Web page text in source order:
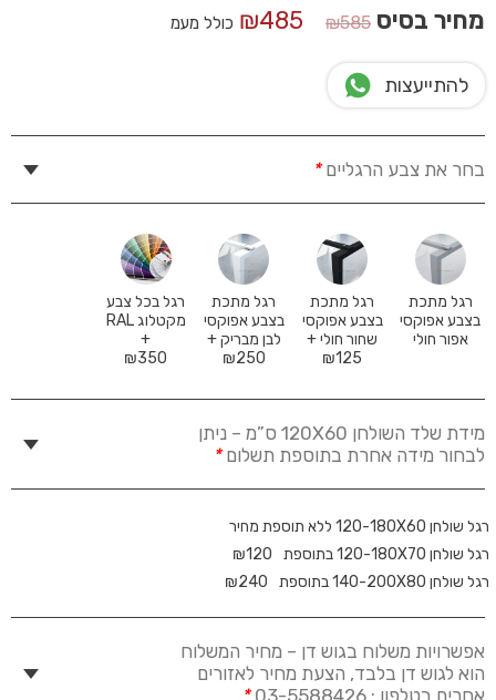
מחיר בסיס ₪585
המחיר
₪485
המחיר
כולל מעמ
להתייעצות
בחר את צבע הרגליים*
רגל מתכת
בצבע אפוקסי
אפור חולי
רגל מתכת
בצבע אפוקסי
שחור חולי +
₪125
רגל מתכת
בצבע אפוקסי
לבן מבריק +
₪250
רגל בכל צבע
מקטלוג RAL
+
₪350
מידת שלד השולחן 120X60 ס”מ – ניתן
לבחור מידה אחרת בתוספת תשלום*
רגל שולחן 120-180X60 ללא תוספת מחיר
רגל שולחן 120-180X70 בתוספת
₪120
רגל שולחן 140-200X80 בתוספת
₪240
אפשרויות משלוח בגוש דן – מחיר המשלוח
הוא לגוש דן בלבד, הצעת מחיר לאזורים
אחרים בטלפון : 03-5588426
*